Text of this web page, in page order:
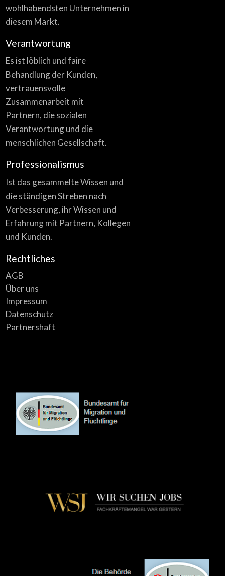
wohlhabendsten Unternehmen in
diesem Markt.
Verantwortung
Es ist löblich und faire
Behandlung der Kunden,
vertrauensvolle
Zusammenarbeit mit
Partnern, die sozialen
Verantwortung und die
menschlichen Gesellschaft.
Professionalismus
Ist das gesammelte Wissen und
die ständigen Streben nach
Verbesserung, ihr Wissen und
Erfahrung mit Partnern, Kollegen
und Kunden.
Rechtliches
AGB
Über uns
Impressum
Datenschutz
Partnershaft